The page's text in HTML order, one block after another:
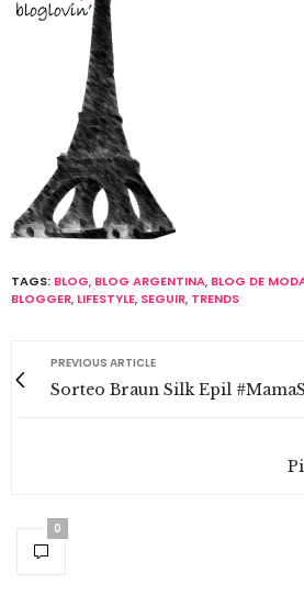
TAGS: BLOG, BLOG ARGENTINA, BLOG DE
BLOGGER, LIFESTYLE, SEGUIR, TRENDS
PREVIOUS ARTICLE
Sorteo Braun Silk Epil
0